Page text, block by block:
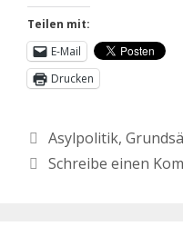
Teilen mit:
E-Mail
Drucken
Asylpolitik,
Schreibe einen